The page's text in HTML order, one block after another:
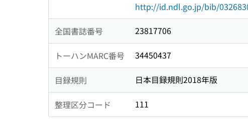
http://id.ndl.go.jp/bib/
全国書誌番号 23817706
トーハンMARC番号 34450437
目録規則 日本目録規則2018年版
整理区分コード 111